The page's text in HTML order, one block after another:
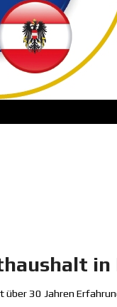
30 Jahren